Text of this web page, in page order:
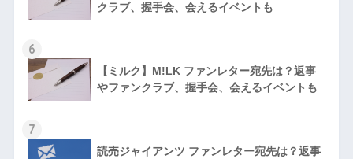
クラブ、握手会、会えるイベントも
6
【ミルク】M!LK ファンレター宛先は？返事
やファンクラブ、握手会、会えるイベントも
7
読売ジャイアンツ ファンレター宛先は？返事